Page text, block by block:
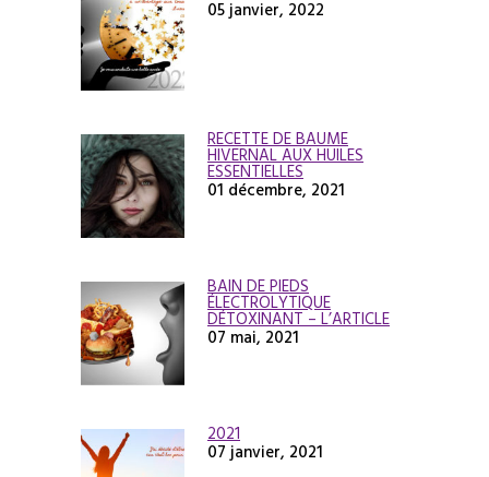
05 janvier, 2022
RECETTE DE BAUME
HIVERNAL AUX HUILES
ESSENTIELLES
01 décembre, 2021
BAIN DE PIEDS
ÉLECTROLYTIQUE
DÉTOXINANT – L’ARTICLE
07 mai, 2021
2021
07 janvier, 2021